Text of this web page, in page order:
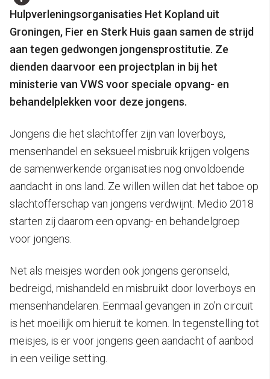
Hulpverleningsorganisaties Het Kopland uit
Groningen, Fier en Sterk Huis gaan samen de strijd
aan tegen gedwongen jongensprostitutie. Ze
dienden daarvoor een projectplan in bij het
ministerie van VWS voor speciale opvang- en
behandelplekken voor deze jongens.
Jongens die het slachtoffer zijn van loverboys,
mensenhandel en seksueel misbruik krijgen volgens
de samenwerkende organisaties nog onvoldoende
aandacht in ons land. Ze willen willen dat het taboe op
slachtofferschap van jongens verdwijnt. Medio 2018
starten zij daarom een opvang- en behandelgroep
voor jongens.
Net als meisjes worden ook jongens geronseld,
bedreigd, mishandeld en misbruikt door loverboys en
mensenhandelaren. Eenmaal gevangen in zo’n circuit
is het moeilijk om hieruit te komen. In tegenstelling tot
meisjes, is er voor jongens geen aandacht of aanbod
in een veilige setting.